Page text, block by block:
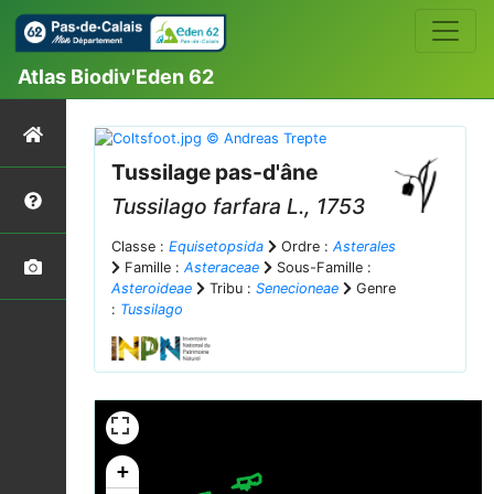
Atlas Biodiv'Eden 62
Tussilage pas-d'âne
Tussilago farfara L., 1753
Classe : Equisetopsida Ordre : Asterales
Famille : Asteraceae
Sous-Famille :
Asteroideae
Tribu : Senecioneae
Genre
: Tussilago
+